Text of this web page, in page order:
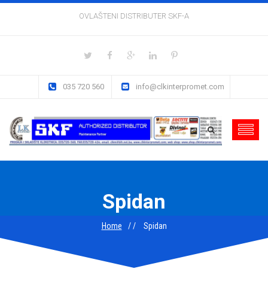
OVLAŠTENI DISTRIBUTER SKF-A
035 720 560 info@clkinterpromet.com
Spidan
Home Spidan